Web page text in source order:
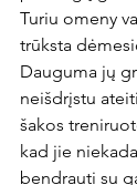
Turiu omeny
trūksta
Dauguma jų
neišdrįstu
šakos
kad jie
bendrauti su